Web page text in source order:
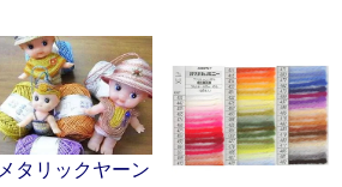
メタリックヤーン